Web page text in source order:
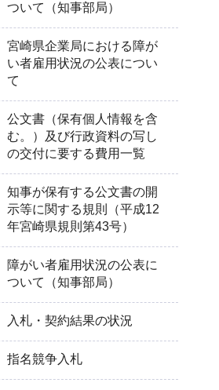
ついて（知事部局）
宮崎県企業局における障が
い者雇用状況の公表につい
て
公文書（保有個人情報を含
む。）及び行政資料の写し
の交付に要する費用一覧
知事が保有する公文書の開
示等に関する規則（平成12
年宮崎県規則第43号）
障がい者雇用状況の公表に
ついて（知事部局）
入札・契約結果の状況
指名競争入札